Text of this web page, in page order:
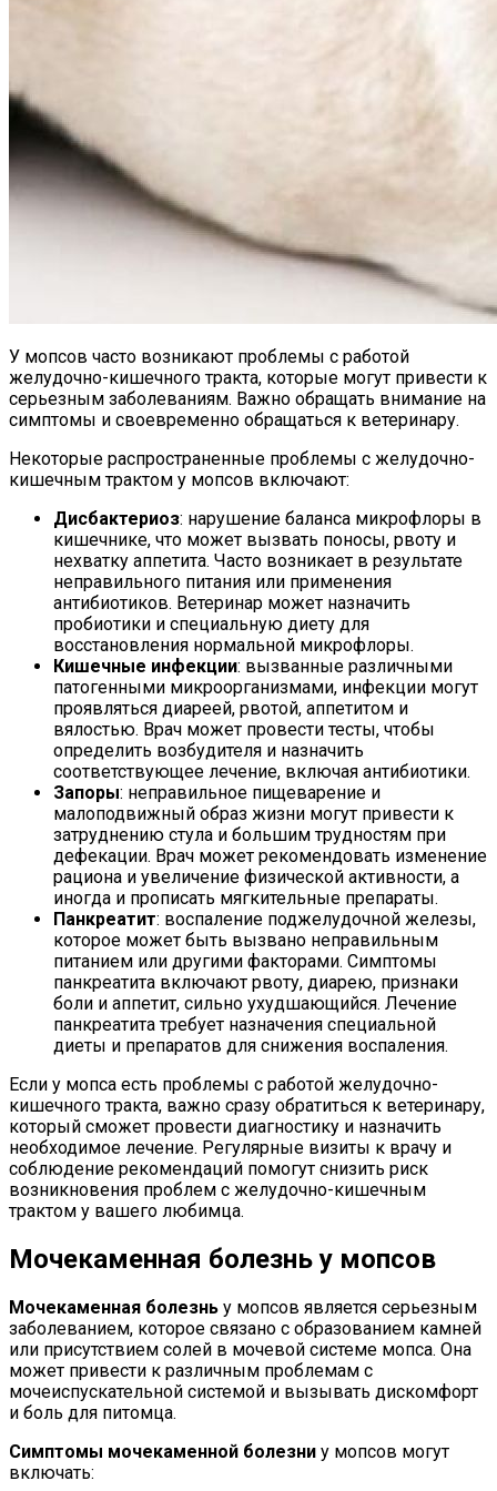
У мопсов часто возникают проблемы с работой
желудочно-кишечного тракта, которые могут привести к
серьезным заболеваниям. Важно обращать внимание на
симптомы и своевременно обращаться к ветеринару.
Некоторые распространенные проблемы с желудочно-
кишечным трактом у мопсов включают:
Дисбактериоз: нарушение баланса микрофлоры в
кишечнике, что может вызвать поносы, рвоту и
нехватку аппетита. Часто возникает в результате
неправильного питания или применения
антибиотиков. Ветеринар может назначить
пробиотики и специальную диету для
восстановления нормальной микрофлоры.
Кишечные инфекции: вызванные различными
патогенными микроорганизмами, инфекции могут
проявляться диареей, рвотой, аппетитом и
вялостью. Врач может провести тесты, чтобы
определить возбудителя и назначить
соответствующее лечение, включая антибиотики.
Запоры: неправильное пищеварение и
малоподвижный образ жизни могут привести к
затруднению стула и большим трудностям при
дефекации. Врач может рекомендовать изменение
рациона и увеличение физической активности, а
иногда и прописать мягкительные препараты.
Панкреатит: воспаление поджелудочной железы,
которое может быть вызвано неправильным
питанием или другими факторами. Симптомы
панкреатита включают рвоту, диарею, признаки
боли и аппетит, сильно ухудшающийся. Лечение
панкреатита требует назначения специальной
диеты и препаратов для снижения воспаления.
Если у мопса есть проблемы с работой желудочно-
кишечного тракта, важно сразу обратиться к ветеринару,
который сможет провести диагностику и назначить
необходимое лечение. Регулярные визиты к врачу и
соблюдение рекомендаций помогут снизить риск
возникновения проблем с желудочно-кишечным
трактом у вашего любимца.
Мочекаменная болезнь у мопсов
Мочекаменная болезнь у мопсов является серьезным
заболеванием, которое связано с образованием камней
или присутствием солей в мочевой системе мопса. Она
может привести к различным проблемам с
мочеиспускательной системой и вызывать дискомфорт
и боль для питомца.
Симптомы мочекаменной болезни у мопсов могут
включать: